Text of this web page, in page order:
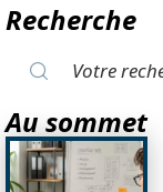
Recherche
Au sommet